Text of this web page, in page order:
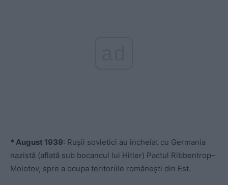
* August 1939: Rușii sovietici au încheiat cu Germania
nazistă (aflată sub bocancul lui Hitler) Pactul Ribbentrop–
Molotov, spre a ocupa teritoriile românești din Est.